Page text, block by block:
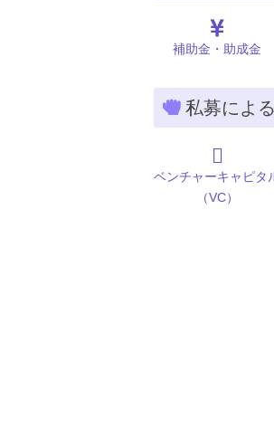
補助金・助成金
私募によ
ベンチャーキャピタ
（VC）